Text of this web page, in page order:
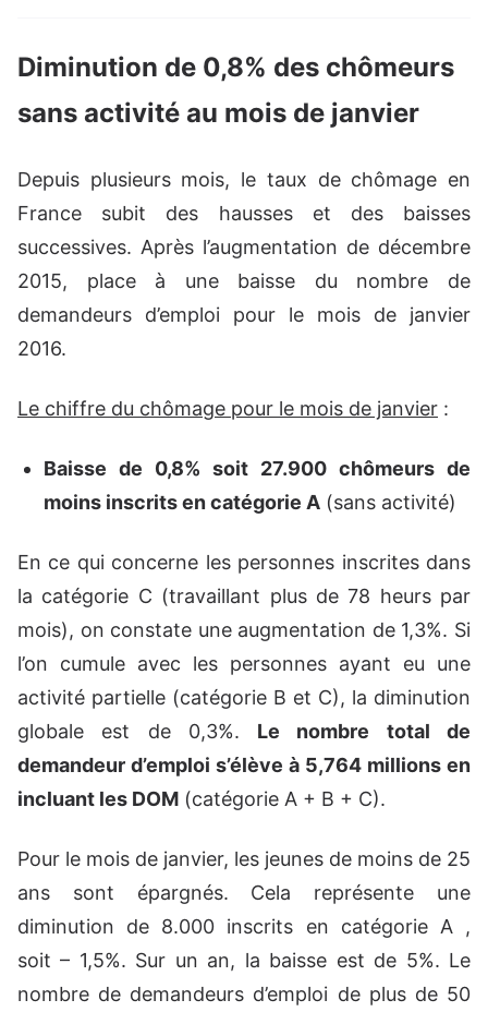
Diminution de 0,8% des chômeurs
sans activité au mois de janvier
Depuis plusieurs mois, le taux de chômage en
France subit des hausses et des baisses
successives. Après l’augmentation de décembre
2015, place à une baisse du nombre de
demandeurs d’emploi pour le mois de janvier
2016.
Le chiffre du chômage pour le mois de janvier :
Baisse de 0,8% soit 27.900 chômeurs de
moins inscrits en catégorie A (sans activité)
En ce qui concerne les personnes inscrites dans
la catégorie C (travaillant plus de 78 heurs par
mois), on constate une augmentation de 1,3%. Si
l’on cumule avec les personnes ayant eu une
activité partielle (catégorie B et C), la diminution
globale est de 0,3%. Le nombre total de
demandeur d’emploi s’élève à 5,764 millions en
incluant les DOM (catégorie A + B + C).
Pour le mois de janvier, les jeunes de moins de 25
ans sont épargnés. Cela représente une
diminution de 8.000 inscrits en catégorie A ,
soit – 1,5%. Sur un an, la baisse est de 5%. Le
nombre de demandeurs d’emploi de plus de 50